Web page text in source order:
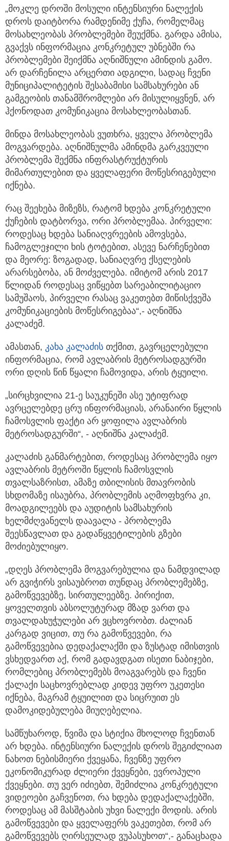
„მოკლე დროში მოსული ინტენსიური ნალექის
დროს დაიტბორა რამდენიმე ქუჩა, რომელმაც
მოსახლეობას პრობლემები შეუქმნა. გარდა ამისა,
გვაქვს ინფორმაცია კონკრეტულ უბნებში რა
პრობლემები შეიქმნა აღნიშნული ამინდის გამო.
არ დარჩენილა არცერთი ადგილი, სადაც ჩვენი
მუნიციპალიტეტის შესაბამისი სამსახურები ან
გამგეობის თანამშრომლები არ მისულიყვნენ, არ
ჰქონოდათ კომუნიკაცია მოსახლეობასთან.
მინდა მოსახლეობას ვუთხრა, ყველა პრობლემა
მოგვარდება. აღნიშნულმა ამინდმა გარკვეული
პრობლემა შექმნა ინფრასტრუქტურის
მიმართულებით და ყველაფერი მოწესრიგებული
იქნება.
რაც შეეხება მიზეზს, რატომ ხდება კონკრეტული
ქუჩების დატბორვა, ორი პრობლემაა. პირველი:
როდესაც ხდება სანიაღვრეების ამოვსება,
ჩამოგლეჯილი ხის ტოტებით, ასევე ნარჩენებით
და მეორე: ზოგადად, სანიაღვრე ქსელების
არარსებობა, ან მოძველება. იმიტომ არის 2017
წლიდან როდესაც ვიწყებთ სარეაბილიტაციო
სამუშაოს, პირველი რასაც ვაკეთებთ მიწისქვეშა
კომუნიკაციების მოწესრიგებაა“,- აღნიშნა
კალაძემ.
ამასთან, კახა კალაძის თქმით, გავრცელებული
ინფორმაცია, რომ ავლაბრის მეტროსადგურში
ორი დღის წინ წყალი ჩამოვიდა, არის ტყუილი.
„სირცხვილია 21-ე საუკუნეში ასე უტიფრად
ავრცელებდე ცრუ ინფორმაციას, არანაირი წყლის
ჩამოსვლის ფაქტი არ ყოფილა ავლაბრის
მეტროსადგურში“, - აღნიშნა კალაძემ.
კალაძის განმარტებით, როდესაც პრობლემა იყო
ავლაბრის მეტროში წყლის ჩამოსვლის
თვალსაზრისთ, ამაზე თბილისის მთავრობის
სხდომაზე ისაუბრა, პრობლემის აღმოფხვრა კი,
მოადგილეებს და აუდიტის სამსახურის
ხელმძღვანელს დაავალა - პრობლემა
შეესწავლათ და გადაწყვეტილების გზები
მოძიებულიყო.
„დღეს პრობლემა მოგვარებულია და ნამდვილად
არ გვიჭირს ვისაუბროთ თუნდაც პრობლემებზე,
გამოწვევებზე, სირთულეებზე. პირიქით,
ყოველთვის აბსოლუტურად მზად ვართ და
თვალდახუჭულები არ ვცხოვრობთ. ძალიან
კარგად ვიცით, თუ რა გამოწვევები, რა
გამოწვევებია დედაქალაქში და ზუსტად იმისთვის
ვსხედვართ აქ, რომ გადავდგათ ისეთი ნაბიჯები,
რომლებიც პრობლემებს მოაგვარებს და ჩვენი
ქალაქი საცხოვრებლად კიდევ უფრო უკეთესი
იქნება, მაგრამ ტყუილით და სიცრუით ეს
დამოკიდებულება მიუღებელია.
სამწუხაროდ, წვიმა და სტიქია მხოლოდ ჩვენთან
არ ხდება. ინტენსიური ნალექის დროს შეგიძლიათ
ნახოთ ნებისმიერი ქვეყანა, ჩვენზე უფრო
ეკონომიკურად ძლიერი ქვეყნები, ევროპული
ქვეყნები. თუ ვერ იძიებთ, შემიძლია კონკრეტული
ვიდეოები გაჩვენოთ, რა ხდება დედაქალაქებში,
როდესაც ამ მასშტაბის უხვი ნალექი მოდის. არის
გამოწვევები და ყველაფერს ვაკეთებთ, რომ არ
გამოწვევებს ღირსეულად ვუპასუხოთ“,- განაცხადა